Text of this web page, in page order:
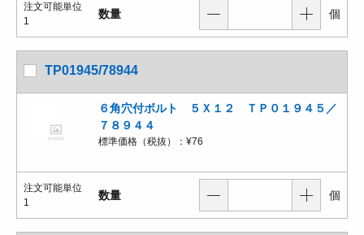
注文可能単位
1
数量 個
TP01945/78944
６角穴付ボルト ５Ｘ１２ ＴＰ０１９４５／
７８９４４
標準価格（税抜）： ¥76
注文可能単位
1
数量 個